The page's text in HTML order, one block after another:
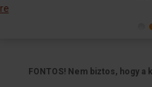
FONTOS! Nem biztos, hogy